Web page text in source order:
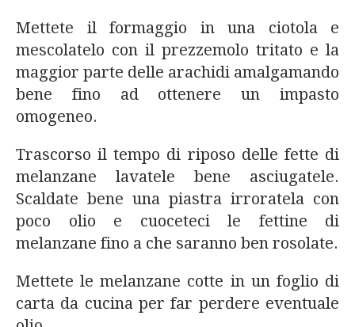
Mettete il formaggio in una ciotola e
mescolatelo con il prezzemolo tritato e la
maggior parte delle arachidi amalgamando
bene fino ad ottenere un impasto
omogeneo.
Trascorso il tempo di riposo delle fette di
melanzane lavatele bene asciugatele.
Scaldate bene una piastra irroratela con
poco olio e cuoceteci le fettine di
melanzane fino a che saranno ben rosolate.
Mettete le melanzane cotte in un foglio di
carta da cucina per far perdere eventuale